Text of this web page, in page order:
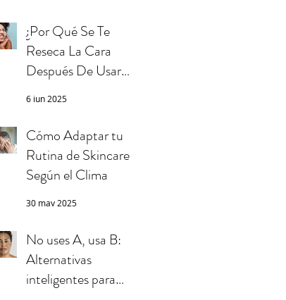
¿Por Qué Se Te
Reseca La Cara
Después De Usar
Soluciones
6 jun 2025
Cómo Adaptar tu
Rutina de Skincare
Según el Clima
30 may 2025
No uses A, usa B:
Alternativas
inteligentes para